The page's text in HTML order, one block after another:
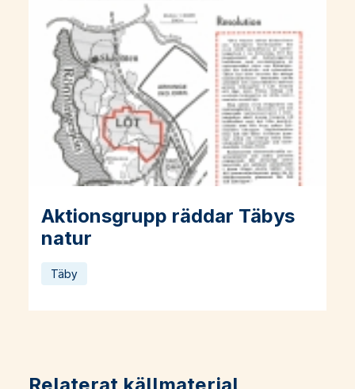
Aktionsgrupp räddar Täbys
natur
Läs mer om Aktionsgrupp räddar Täbys natur
Täby
Relaterat källmaterial